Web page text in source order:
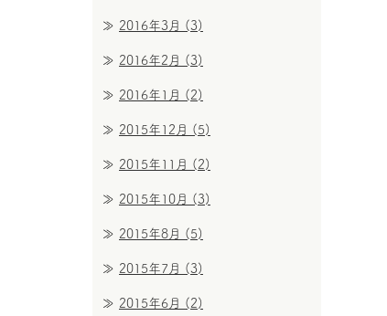
2016年3月 (3)
2016年2月 (3)
2016年1月 (2)
2015年12月 (5)
2015年11月 (2)
2015年10月 (3)
2015年8月 (5)
2015年7月 (3)
2015年6月 (2)